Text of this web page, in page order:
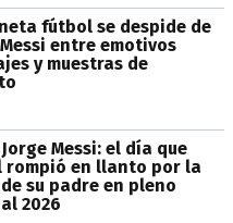
fútbol se despide de
entre emotivos
y muestras de
Messi: el día que
rompió en llanto por la
su padre en pleno
2026